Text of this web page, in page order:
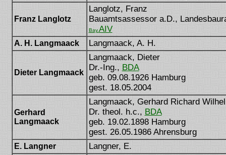
Franz Langlotz
Langlotz, Franz
Bauamtsassessor a.D.,
Bay.AIV
A. H. Langmaack Langmaack, A. H.
Dieter Langmaack
Langmaack, Dieter
Dr.-Ing., BDA
geb. 09.08.1926 Hamburg
gest. 18.05.2004
Gerhard
Langmaack
Langmaack, Gerhard Richard
Dr. theol. h.c., BDA
geb. 19.02.1898 Hamburg
gest. 26.05.1986 Ahrensburg
E. Langner Langner, E.